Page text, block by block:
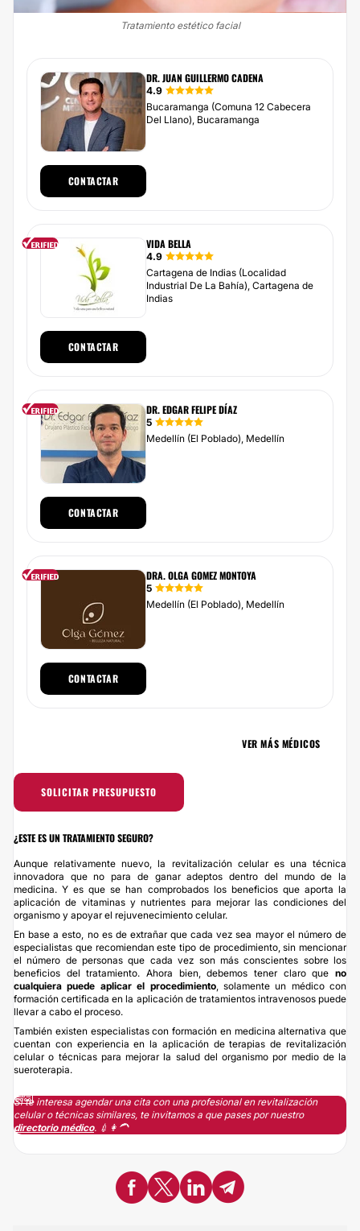
Tratamiento estético facial
DR. JUAN GUILLERMO CADENA
4.9
Bucaramanga (Comuna 12 Cabecera
Del Llano), Bucaramanga
CONTACTAR
VIDA BELLA
4.9
Cartagena de Indias (Localidad
Industrial De La Bahía), Cartagena de
Indias
CONTACTAR
DR. EDGAR FELIPE DÍAZ
5
Medellín (El Poblado), Medellín
CONTACTAR
DRA. OLGA GOMEZ MONTOYA
5
Medellín (El Poblado), Medellín
CONTACTAR
VER MÁS MÉDICOS
SOLICITAR PRESUPUESTO
¿ESTE ES UN TRATAMIENTO SEGURO?
Aunque relativamente nuevo, la revitalización celular es una técnica
innovadora que no para de ganar adeptos dentro del mundo de la
medicina. Y es que se han comprobados los beneficios que aporta la
aplicación de vitaminas y nutrientes para mejorar las condiciones del
organismo y apoyar el rejuvenecimiento celular.
En base a esto, no es de extrañar que cada vez sea mayor el número de
especialistas que recomiendan este tipo de procedimiento, sin mencionar
el número de personas que cada vez son más conscientes sobre los
beneficios del tratamiento. Ahora bien, debemos tener claro que no
cualquiera puede aplicar el procedimiento, solamente un médico con
formación certificada en la aplicación de tratamientos intravenosos puede
llevar a cabo el proceso.
También existen especialistas con formación en medicina alternativa que
cuentan con experiencia en la aplicación de terapias de revitalización
celular o técnicas para mejorar la salud del organismo por medio de la
sueroterapia.
Si te interesa agendar una cita con una profesional en revitalización
celular o técnicas similares, te invitamos a que pases por nuestro
directorio médico. 💉👩‍🦱